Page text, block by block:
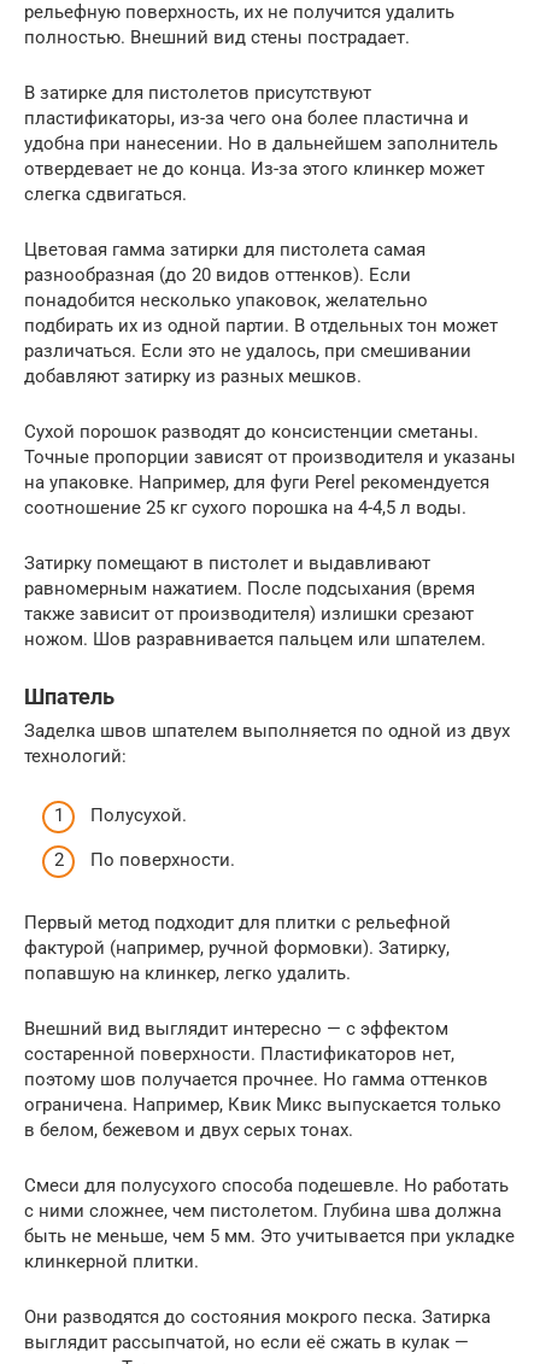
рельефную поверхность, их не получится удалить
полностью. Внешний вид стены пострадает.
В затирке для пистолетов присутствуют
пластификаторы, из-за чего она более пластична и
удобна при нанесении. Но в дальнейшем заполнитель
отвердевает не до конца. Из-за этого клинкер может
слегка сдвигаться.
Цветовая гамма затирки для пистолета самая
разнообразная (до 20 видов оттенков). Если
понадобится несколько упаковок, желательно
подбирать их из одной партии. В отдельных тон может
различаться. Если это не удалось, при смешивании
добавляют затирку из разных мешков.
Сухой порошок разводят до консистенции сметаны.
Точные пропорции зависят от производителя и указаны
на упаковке. Например, для фуги Perel рекомендуется
соотношение 25 кг сухого порошка на 4-4,5 л воды.
Затирку помещают в пистолет и выдавливают
равномерным нажатием. После подсыхания (время
также зависит от производителя) излишки срезают
ножом. Шов разравнивается пальцем или шпателем.
Шпатель
Заделка швов шпателем выполняется по одной из двух
технологий:
Полусухой.
По поверхности.
Первый метод подходит для плитки с рельефной
фактурой (например, ручной формовки). Затирку,
попавшую на клинкер, легко удалить.
Внешний вид выглядит интересно — с эффектом
состаренной поверхности. Пластификаторов нет,
поэтому шов получается прочнее. Но гамма оттенков
ограничена. Например, Квик Микс выпускается только
в белом, бежевом и двух серых тонах.
Смеси для полусухого способа подешевле. Но работать
с ними сложнее, чем пистолетом. Глубина шва должна
быть не меньше, чем 5 мм. Это учитывается при укладке
клинкерной плитки.
Они разводятся до состояния мокрого песка. Затирка
выглядит рассыпчатой, но если её сжать в кулак —